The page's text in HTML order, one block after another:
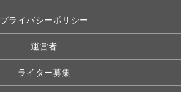
プライバシーポリシー
運営者
ライター募集